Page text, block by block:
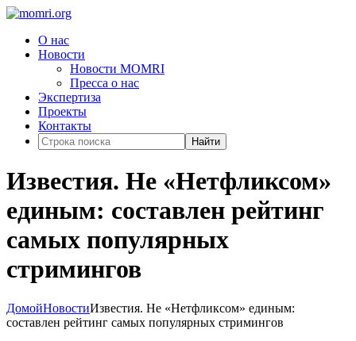
О нас
Новости
Новости MOMRI
Пресса о нас
Экспертиза
Проекты
Контакты
Найти
Известия. Не «Нетфликсом»
единым: составлен рейтинг
самых популярных
стримингов
ДомойНовостиИзвестия. Не «Нетфликсом» единым:
составлен рейтинг самых популярных стримингов